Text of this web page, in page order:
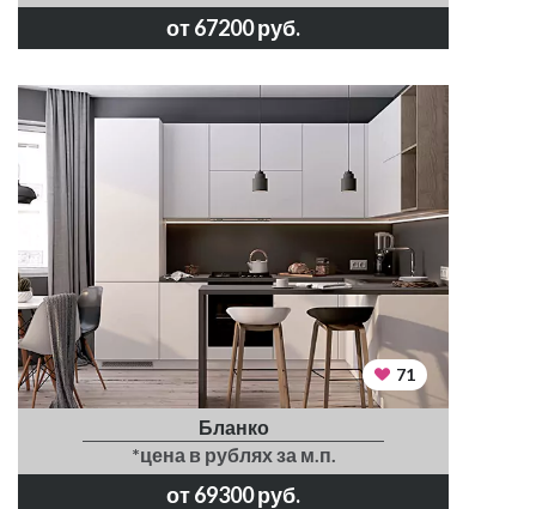
от 67200 руб.
71
Бланко
*цена в рублях за м.п.
от 69300 руб.